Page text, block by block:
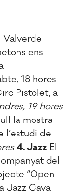
Valverde
ens
18 hores
Pistolet, a
19 hores
la mostra
l’estudi de
4. Jazz El
del
“Open
Jazz Cava